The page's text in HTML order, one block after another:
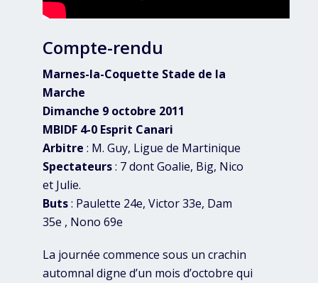
Compte-rendu
Marnes-la-Coquette Stade de la
Marche
Dimanche 9 octobre 2011
MBIDF 4-0 Esprit Canari
Arbitre : M. Guy, Ligue de Martinique
Spectateurs: 7 dont Goalie, Big, Nico
et Julie.
Buts: Paulette 24e, Victor 33e, Dam
35e , Nono 69e
La journée commence sous un crachin
automnal digne d’un mois d’octobre qui